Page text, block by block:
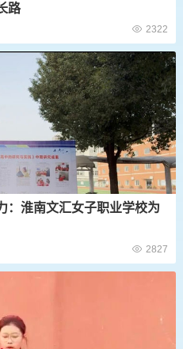
路
2322
：淮南文汇女子职业学校为
2827